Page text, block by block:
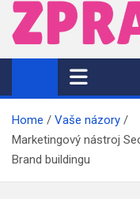
Zpravodajství |
Home
Vaše názory
Marketingový nástroj
Brand buildingu